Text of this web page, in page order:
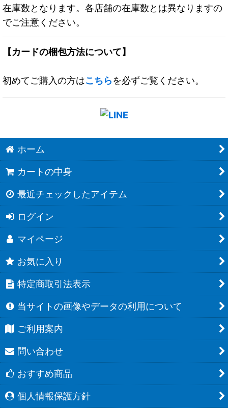
在庫数となります。各店舗の在庫数とは異なりますの
でご注意ください。
【カードの梱包方法について】
初めてご購入の方はこちらを必ずご覧ください。
ホーム
カートの中身
最近チェックしたアイテム
ログイン
マイページ
お気に入り
特定商取引法表示
当サイトの画像やデータの利用について
ご利用案内
問い合わせ
おすすめ商品
個人情報保護方針